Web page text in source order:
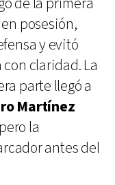
posesión,
y evitó
claridad. La
parte llegó a
Martínez
la
antes del